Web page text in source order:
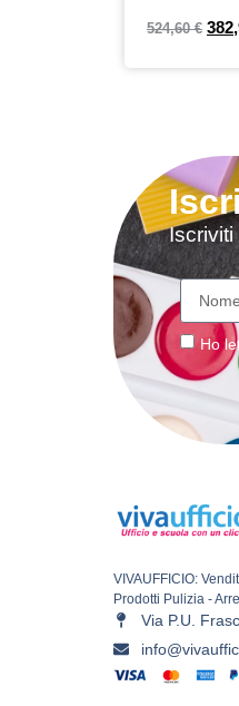
524,60€
Ho
VIVAUFFICIO:
Prodotti Pulizia -
Via P.U.